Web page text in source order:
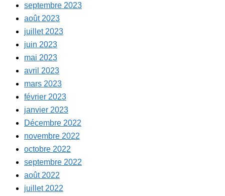
septembre 2023
août 2023
juillet 2023
juin 2023
mai 2023
avril 2023
mars 2023
février 2023
janvier 2023
Décembre 2022
novembre 2022
octobre 2022
septembre 2022
août 2022
juillet 2022